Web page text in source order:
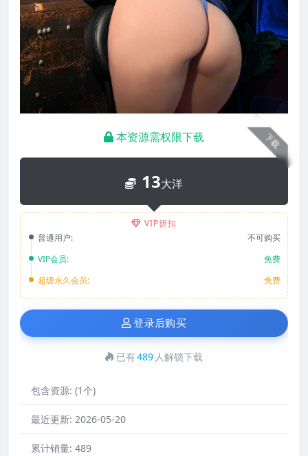
下载
本资源需权限下载
13大洋
VIP折扣
普通用户:
不可购买
VIP会员:
免费
超级永久会员:
免费
登录后购买
已有489 人解锁下载
包含资源: (1个)
最近更新: 2026-05-20
累计销量: 489